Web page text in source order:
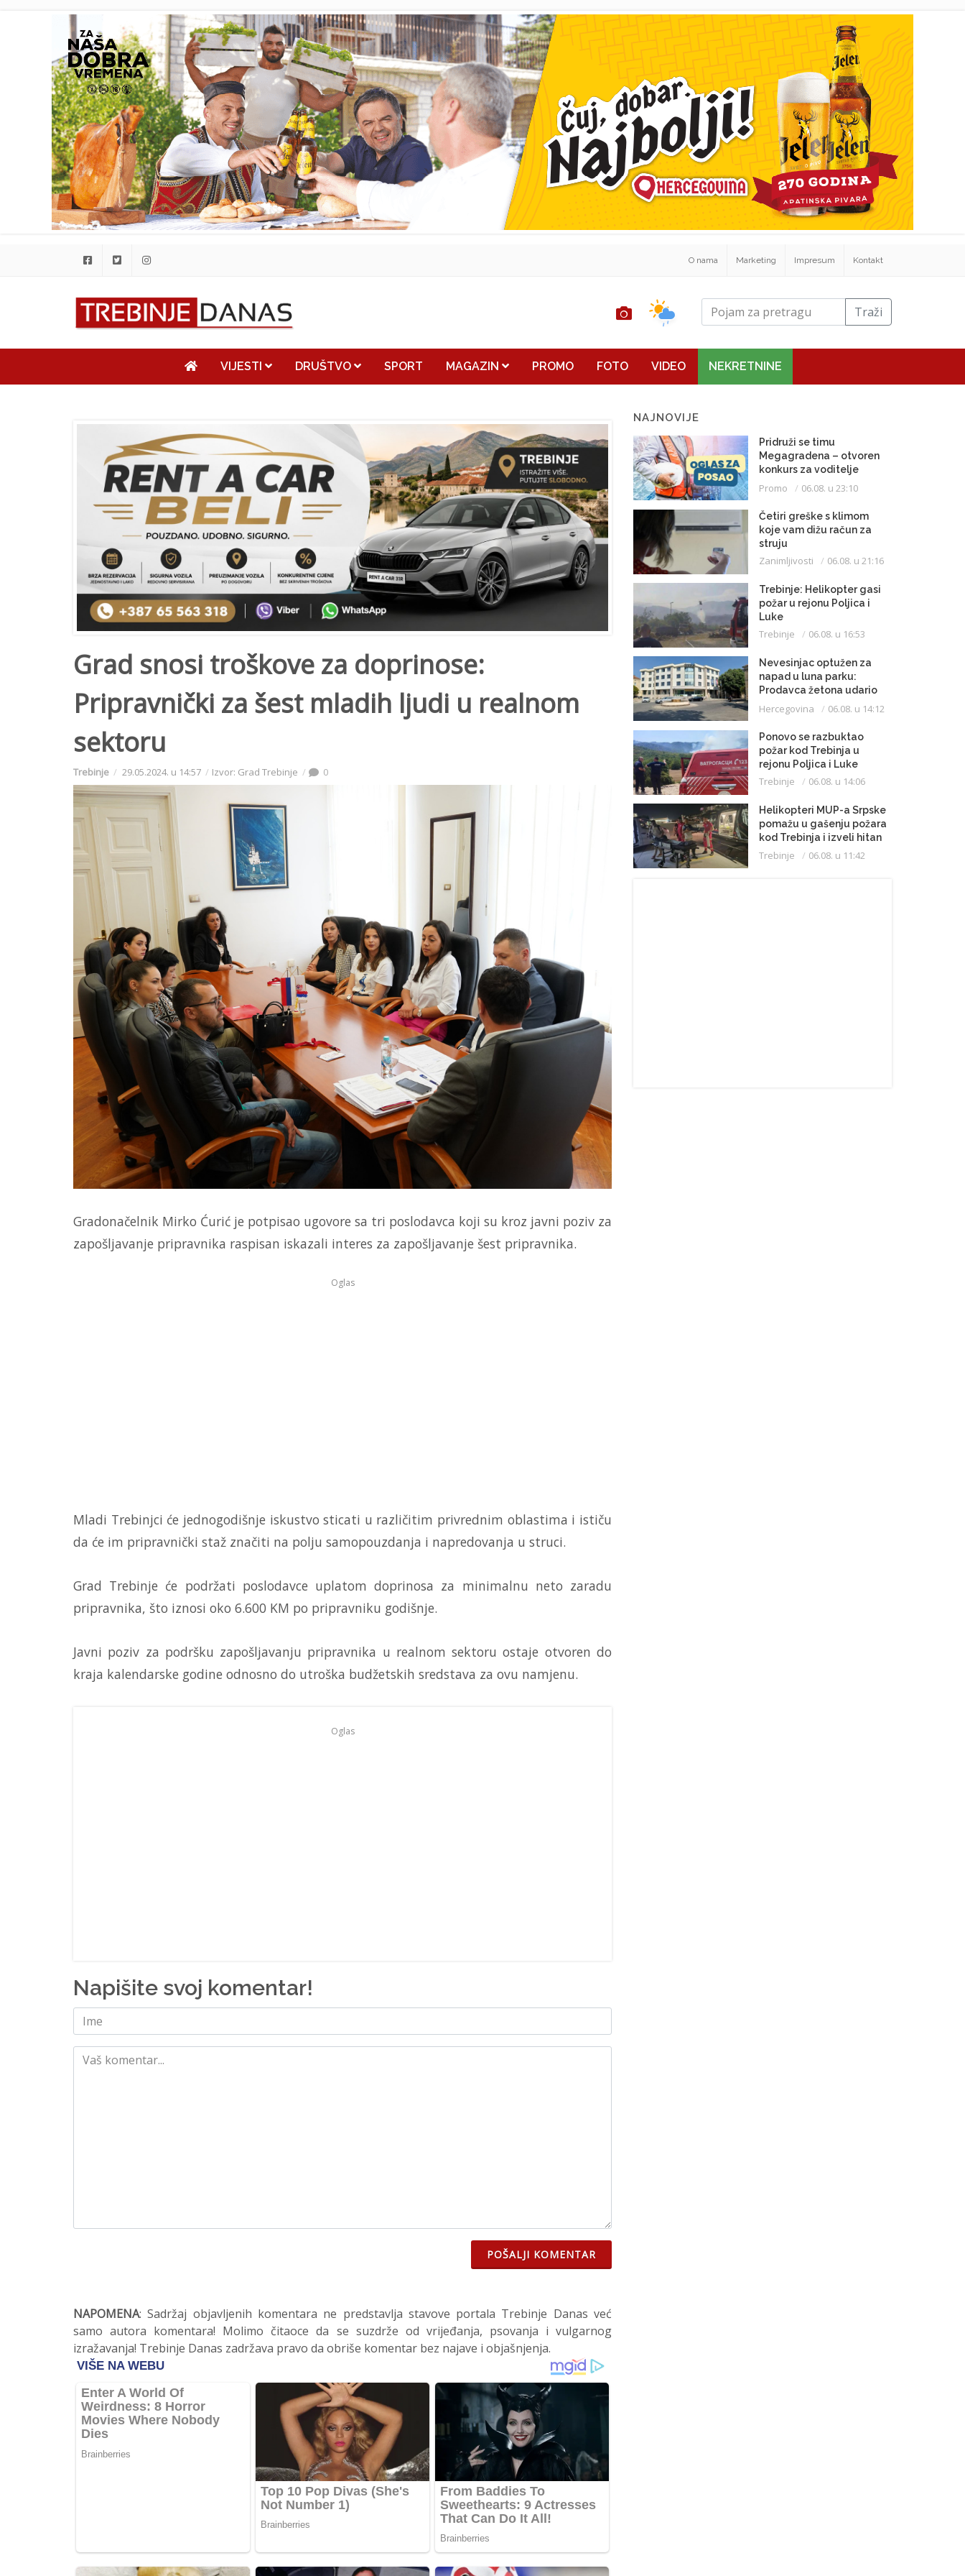
O nama Marketing Impresum Kontakt
Traži
VIJESTI DRUŠTVO SPORT MAGAZIN PROMO FOTO VIDEO NEKRETNINE
Grad snosi troškove za doprinose:
Pripravnički za šest mladih ljudi u realnom
sektoru
Trebinje 29.05.2024. u 14:57 Izvor: Grad Trebinje 0
Gradonačelnik Mirko Ćurić je potpisao ugovore sa tri poslodavca koji su kroz javni poziv za
zapošljavanje pripravnika raspisan iskazali interes za zapošljavanje šest pripravnika.
Oglas
Mladi Trebinjci će jednogodišnje iskustvo sticati u različitim privrednim oblastima i ističu
da će im pripravnički staž značiti na polju samopouzdanja i napredovanja u struci.
Grad Trebinje će podržati poslodavce uplatom doprinosa za minimalnu neto zaradu
pripravnika, što iznosi oko 6.600 KM po pripravniku godišnje.
Javni poziv za podršku zapošljavanju pripravnika u realnom sektoru ostaje otvoren do
kraja kalendarske godine odnosno do utroška budžetskih sredstava za ovu namjenu.
Oglas
Napišite svoj komentar!
POŠALJI KOMENTAR
NAPOMENA: Sadržaj objavljenih komentara ne predstavlja stavove portala Trebinje Danas već
samo autora komentara! Molimo čitaoce da se suzdrže od vrijeđanja, psovanja i vulgarnog
izražavanja! Trebinje Danas zadržava pravo da obriše komentar bez najave i objašnjenja.
NAJNOVIJE
Pridruži se timu
Megagradena – otvoren
konkurs za voditelje
gradilišta
Promo 06.08. u 23:10
Četiri greške s klimom
koje vam dižu račun za
struju
Zanimljivosti 06.08. u 21:16
Trebinje: Helikopter gasi
požar u rejonu Poljica i
Luke
Trebinje 06.08. u 16:53
Nevesinjac optužen za
napad u luna parku:
Prodavca žetona udario
mikrofonom u glavu
Hercegovina 06.08. u 14:12
Ponovo se razbuktao
požar kod Trebinja u
rejonu Poljica i Luke
Trebinje 06.08. u 14:06
Helikopteri MUP-a Srpske
pomažu u gašenju požara
kod Trebinja i izveli hitan
medicinski let do
Beograda
Trebinje 06.08. u 11:42